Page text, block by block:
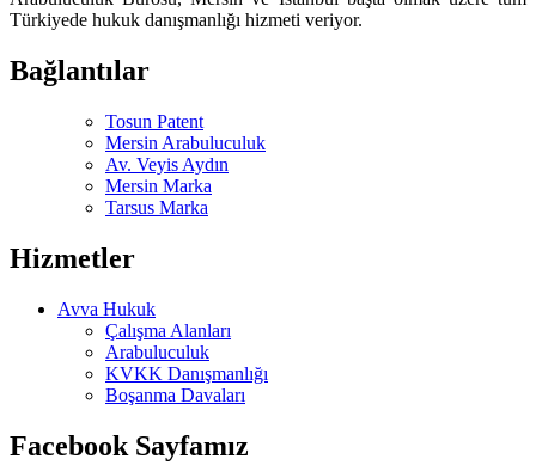
Türkiyede hukuk danışmanlığı hizmeti veriyor.
Bağlantılar
Tosun Patent
Mersin Arabuluculuk
Av. Veyis Aydın
Mersin Marka
Tarsus Marka
Hizmetler
Avva Hukuk
Çalışma Alanları
Arabuluculuk
KVKK Danışmanlığı
Boşanma Davaları
Facebook Sayfamız